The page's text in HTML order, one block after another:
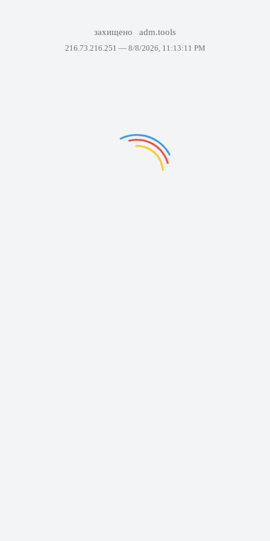
захищено adm.tools
216.73.216.251 — 8/8/2026, 11:13:11 PM